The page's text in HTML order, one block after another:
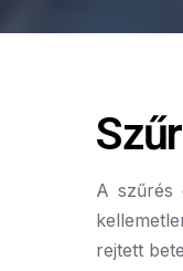
A szűrés
rejtett